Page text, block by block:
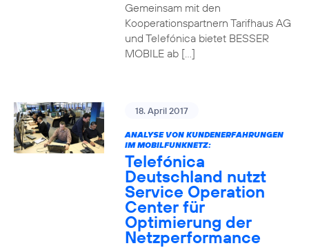
Gemeinsam mit den
Kooperationspartnern Tarifhaus AG
und Telefónica bietet BESSER
MOBILE ab […]
18. April 2017
ANALYSE VON KUNDENERFAHRUNGEN
IM MOBILFUNKNETZ:
Telefónica
Deutschland nutzt
Service Operation
Center für
Optimierung der
Netzperformance